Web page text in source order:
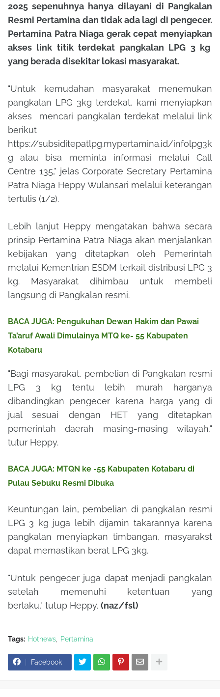
2025 sepenuhnya hanya dilayani di Pangkalan
Resmi Pertamina dan tidak ada lagi di pengecer.
Pertamina Patra Niaga gerak cepat menyiapkan
akses link titik terdekat pangkalan LPG 3 kg
yang berada disekitar lokasi masyarakat.
"Untuk kemudahan masyarakat menemukan
pangkalan LPG 3kg terdekat, kami menyiapkan
akses mencari pangkalan terdekat melalui link
berikut
https://subsiditepatlpg.mypertamina.id/infolpg3k
g atau bisa meminta informasi melalui Call
Centre 135," jelas Corporate Secretary Pertamina
Patra Niaga Heppy Wulansari melalui keterangan
tertulis (1/2).
Lebih lanjut Heppy mengatakan bahwa secara
prinsip Pertamina Patra Niaga akan menjalankan
kebijakan yang ditetapkan oleh Pemerintah
melalui Kementrian ESDM terkait distribusi LPG 3
kg. Masyarakat dihimbau untuk membeli
langsung di Pangkalan resmi.
BACA JUGA: Pengukuhan Dewan Hakim dan Pawai
Ta’aruf Awali Dimulainya MTQ ke- 55 Kabupaten
Kotabaru
"Bagi masyarakat, pembelian di Pangkalan resmi
LPG 3 kg tentu lebih murah harganya
dibandingkan pengecer karena harga yang di
jual sesuai dengan HET yang ditetapkan
pemerintah daerah masing-masing wilayah,"
tutur Heppy.
BACA JUGA: MTQN ke -55 Kabupaten Kotabaru di
Pulau Sebuku Resmi Dibuka
Keuntungan lain, pembelian di pangkalan resmi
LPG 3 kg juga lebih dijamin takarannya karena
pangkalan menyiapkan timbangan, masyarakst
dapat memastikan berat LPG 3kg.
"Untuk pengecer juga dapat menjadi pangkalan
setelah memenuhi ketentuan yang
berlaku," tutup Heppy. (naz/fsl)
Tags: Hotnews Pertamina
Facebook